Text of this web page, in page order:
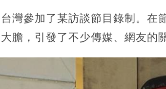
灣參加了某訪談節目錄制。在
膽，引發了不少傳媒、網友的